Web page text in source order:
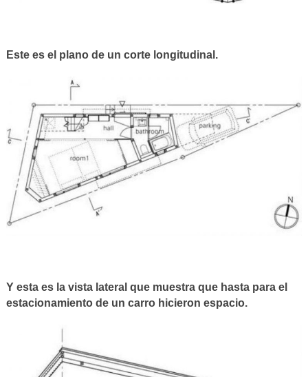
Este es el plano de un corte longitudinal.
Y esta es la vista lateral que muestra que hasta para el
estacionamiento de un carro hicieron espacio.